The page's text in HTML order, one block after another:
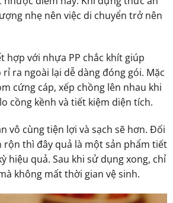
nhẹ nên việc di chuyển trở nên
hợp với nhựa PP chắc khít giúp
ra ngoài lại dễ dàng đóng gói. Mặc
cứng cáp, xếp chồng lên nhau khi
cồng kềnh và tiết kiệm diện tích.
vô cùng tiện lợi và sạch sẽ hơn. Đối
rộn thì đây quả là một sản phẩm tiết
hiệu quả. Sau khi sử dụng xong, chỉ
không mất thời gian vệ sinh.